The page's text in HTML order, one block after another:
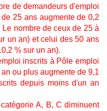
de demandeurs d'emploi
25 ans augmente de 0,2
nombre de ceux de 25 à
un an) et celui des 50 ans
% sur un an).
inscrits à Pôle emploi
ou plus augmente de 9,1
depuis moins d'un an
A, B, C diminuent